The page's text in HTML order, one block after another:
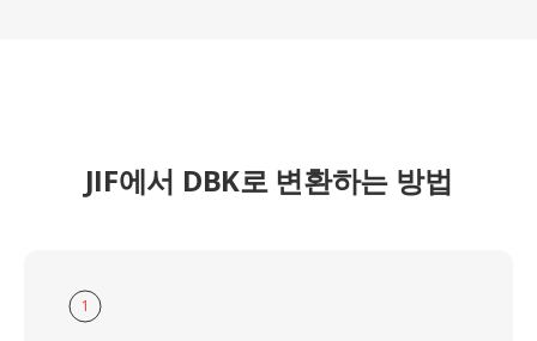
JIF에서 DBK로 변환하는 방법
1